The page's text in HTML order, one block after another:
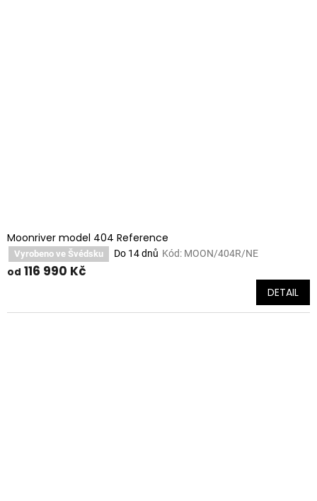
Moonriver model 404 Reference
Vyrobeno ve Švédsku Do 14 dnů Kód: MOON/404R/NE
od 116 990 Kč
DETAIL